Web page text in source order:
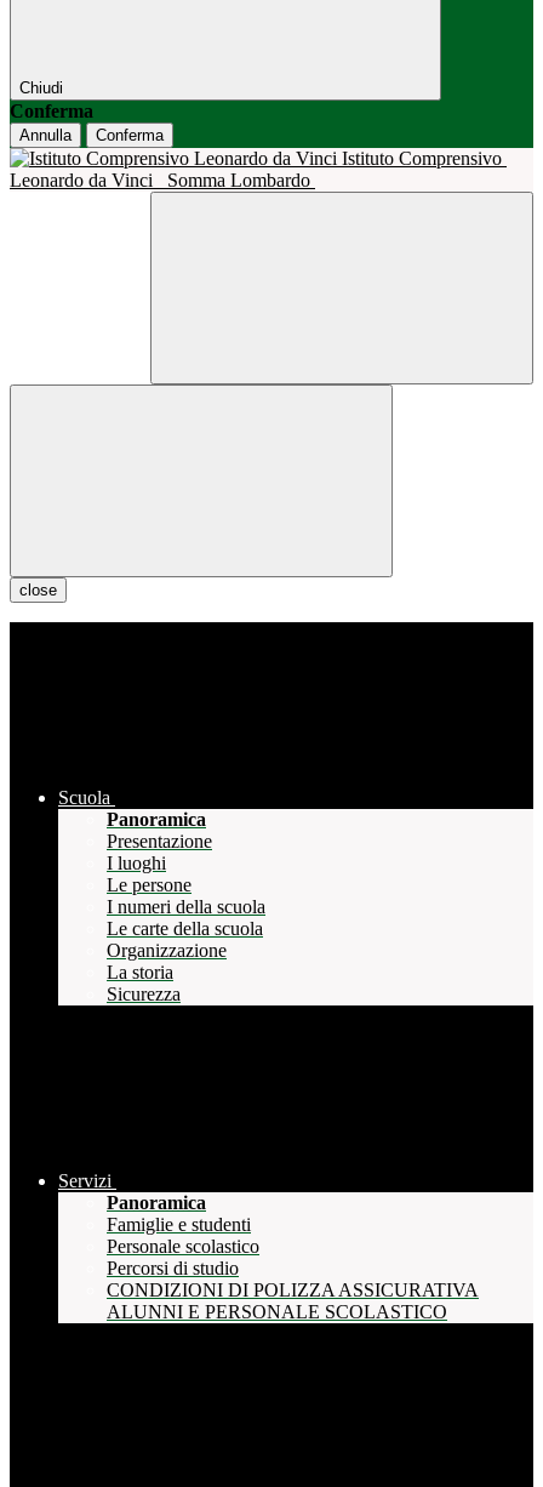
Chiudi
Conferma
Annulla Conferma
Istituto Comprensivo
Leonardo da Vinci
Somma Lombardo
close
Scuola
Panoramica
Presentazione
I luoghi
Le persone
I numeri della scuola
Le carte della scuola
Organizzazione
La storia
Sicurezza
Servizi
Panoramica
Famiglie e studenti
Personale scolastico
Percorsi di studio
CONDIZIONI DI POLIZZA ASSICURATIVA
ALUNNI E PERSONALE SCOLASTICO